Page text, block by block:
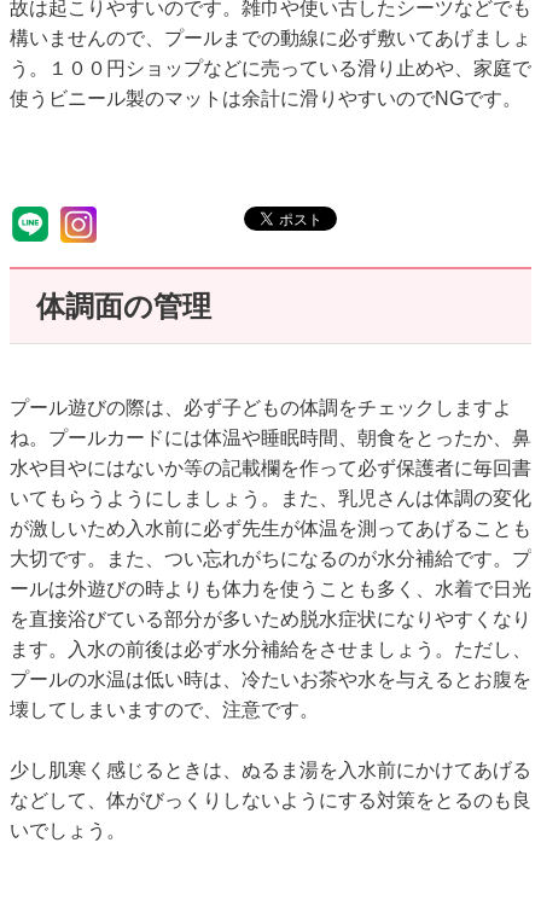
故は起こりやすいのです。雑巾や使い古したシーツなどでも
構いませんので、プールまでの動線に必ず敷いてあげましょ
う。１００円ショップなどに売っている滑り止めや、家庭で
使うビニール製のマットは余計に滑りやすいのでNGです。
体調面の管理
プール遊びの際は、必ず子どもの体調をチェックしますよ
ね。プールカードには体温や睡眠時間、朝食をとったか、鼻
水や目やにはないか等の記載欄を作って必ず保護者に毎回書
いてもらうようにしましょう。また、乳児さんは体調の変化
が激しいため入水前に必ず先生が体温を測ってあげることも
大切です。また、つい忘れがちになるのが水分補給です。プ
ールは外遊びの時よりも体力を使うことも多く、水着で日光
を直接浴びている部分が多いため脱水症状になりやすくなり
ます。入水の前後は必ず水分補給をさせましょう。ただし、
プールの水温は低い時は、冷たいお茶や水を与えるとお腹を
壊してしまいますので、注意です。
少し肌寒く感じるときは、ぬるま湯を入水前にかけてあげる
などして、体がびっくりしないようにする対策をとるのも良
いでしょう。